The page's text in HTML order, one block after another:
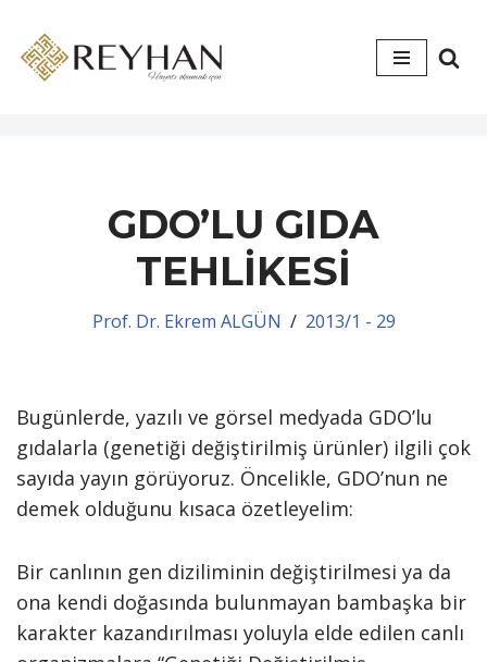
İçeriğe
GDO’LU GIDA
TEHLİKESİ
Prof. Dr. Ekrem ALGÜN 2013/1 - 29
Bugünlerde, yazılı ve görsel medyada GDO’lu
gıdalarla (genetiği değiştirilmiş ürünler) ilgili çok
sayıda yayın görüyoruz. Öncelikle, GDO’nun ne
demek olduğunu kısaca özetleyelim:
Bir canlının gen diziliminin değiştirilmesi ya da
ona kendi doğasında bulunmayan bambaşka bir
karakter kazandırılması yoluyla elde edilen canlı